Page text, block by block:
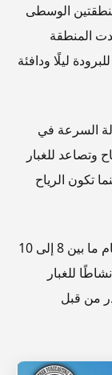
الوسطى
المنطقة
ليلًا ودافئة
السرعة في
وتصاعد للغبار
تكون الرياح
أكدت الهيئة أن مدى الرؤية سيتراوح بشكل عام ما بين 8 إلى 10
للغبار
الحذر من قبل